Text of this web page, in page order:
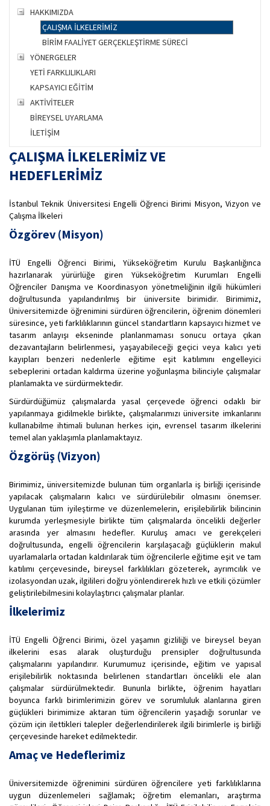
HAKKIMIZDA
ÇALIŞMA İLKELERİMİZ
BİRİM FAALİYET GERÇEKLEŞTİRME SÜRECİ
YÖNERGELER
YETİ FARKLILIKLARI
KAPSAYICI EĞİTİM
AKTİVİTELER
BİREYSEL UYARLAMA
İLETİŞİM
ÇALIŞMA İLKELERİMİZ VE
HEDEFLERİMİZ
İstanbul Teknik Üniversitesi Engelli Öğrenci Birimi Misyon, Vizyon ve
Çalışma İlkeleri
Özgörev (Misyon)
İTÜ Engelli Öğrenci Birimi, Yükseköğretim Kurulu Başkanlığınca
hazırlanarak yürürlüğe giren Yükseköğretim Kurumları Engelli
Öğrenciler Danışma ve Koordinasyon yönetmeliğinin ilgili hükümleri
doğrultusunda yapılandırılmış bir üniversite birimidir. Birimimiz,
Üniversitemizde öğrenimini sürdüren öğrencilerin, öğrenim dönemleri
süresince, yeti farklılıklarının güncel standartların kapsayıcı hizmet ve
tasarım anlayışı ekseninde planlanmaması sonucu ortaya çıkan
dezavantajların belirlenmesi, yaşayabileceği geçici veya kalıcı yeti
kayıpları benzeri nedenlerle eğitime eşit katılımını engelleyici
sebeplerini ortadan kaldırma üzerine yoğunlaşma bilinciyle çalışmalar
planlamakta ve sürdürmektedir.
Sürdürdüğümüz çalışmalarda yasal çerçevede öğrenci odaklı bir
yapılanmaya gidilmekle birlikte, çalışmalarımızı üniversite imkanlarını
kullanabilme ihtimali bulunan herkes için, evrensel tasarım ilkelerini
temel alan yaklaşımla planlamaktayız.
Özgörüş (Vizyon)
Birimimiz, üniversitemizde bulunan tüm organlarla iş birliği içerisinde
yapılacak çalışmaların kalıcı ve sürdürülebilir olmasını önemser.
Uygulanan tüm iyileştirme ve düzenlemelerin, erişilebilirlik bilincinin
kurumda yerleşmesiyle birlikte tüm çalışmalarda öncelikli değerler
arasında yer almasını hedefler. Kuruluş amacı ve gerekçeleri
doğrultusunda, engelli öğrencilerin karşılaşacağı güçlüklerin makul
uyarlamalarla ortadan kaldırılarak tüm öğrencilerle eğitime eşit ve tam
katılımı çerçevesinde, bireysel farklılıkları gözeterek, ayrımcılık ve
izolasyondan uzak, ilgilileri doğru yönlendirerek hızlı ve etkili çözümler
geliştirilebilmesini kolaylaştırıcı çalışmalar planlar.
İlkelerimiz
İTÜ Engelli Öğrenci Birimi, özel yaşamın gizliliği ve bireysel beyan
ilkelerini esas alarak oluşturduğu prensipler doğrultusunda
çalışmalarını yapılandırır. Kurumumuz içerisinde, eğitim ve yapısal
erişilebilirlik noktasında belirlenen standartları öncelikli ele alan
çalışmalar sürdürülmektedir. Bununla birlikte, öğrenim hayatları
boyunca farklı birimlerimizin görev ve sorumluluk alanlarına giren
güçlükleri birimimize aktaran tüm öğrencilerin yaşadığı sorunlar ve
çözüm için ilettikleri talepler değerlendirilerek ilgili birimlerle iş birliği
çerçevesinde hareket edilmektedir.
Amaç ve Hedeflerimiz
Üniversitemizde öğrenimini sürdüren öğrencilere yeti farklılıklarına
uygun düzenlemeleri sağlamak; öğretim elemanları, araştırma